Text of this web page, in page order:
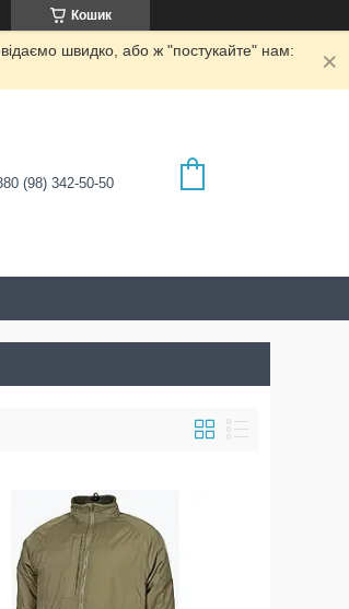
Кошик
швидко, або ж "постукайте" нам:
(98) 342-50-50